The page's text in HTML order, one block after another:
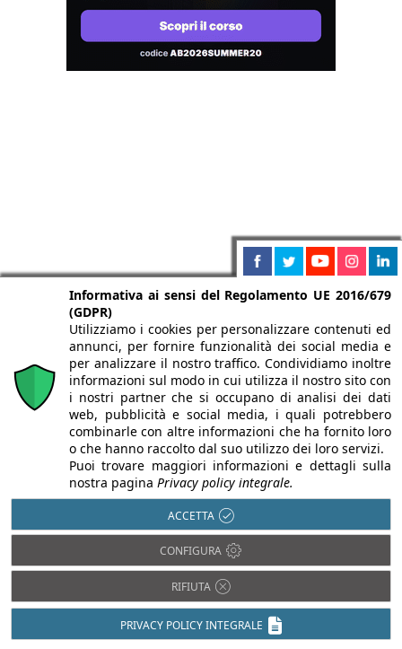
Partnership di
Infobuild
Informativa ai sensi del Regolamento UE 2016/679
(GDPR)
Utilizziamo i cookies per personalizzare contenuti ed
annunci, per fornire funzionalità dei social media e
per analizzare il nostro traffico. Condividiamo inoltre
informazioni sul modo in cui utilizza il nostro sito con
i nostri partner che si occupano di analisi dei dati
web, pubblicità e social media, i quali potrebbero
combinarle con altre informazioni che ha fornito loro
o che hanno raccolto dal suo utilizzo dei loro servizi.
Puoi trovare maggiori informazioni e dettagli sulla
nostra pagina Privacy policy integrale.
ACCETTA
CONFIGURA
RIFIUTA
PRIVACY POLICY INTEGRALE